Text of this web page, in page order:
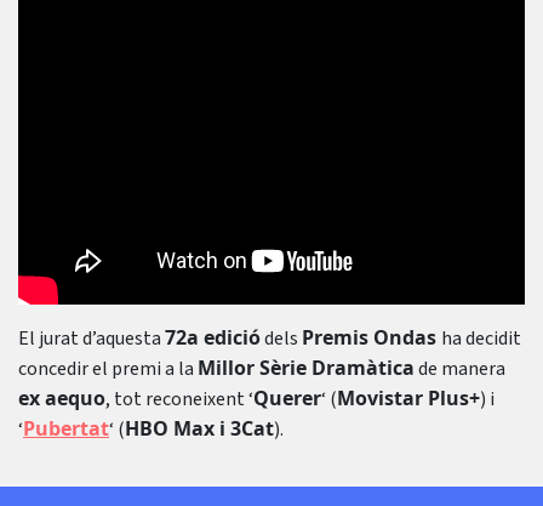
El jurat d’aquesta72a ediciódels Premis Ondas ha decidit
concedir el premi a la Millor Sèrie Dramàticade manera
ex aequo, tot reconeixent ‘Querer‘ (Movistar Plus+) i
‘Pubertat‘ (HBO Max i 3Cat).